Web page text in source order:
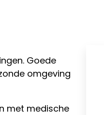
Goede
omgeving
met medische